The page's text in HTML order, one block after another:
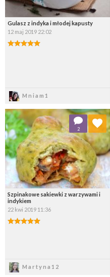
Gulasz z indyka i młodej kapusty
12 maj 2019 22:02
Mniam1
Szpinakowe sakiewki z warzywami i
indykiem
22 kwi 2019 11:36
Martyna12
2
Dodaj do ulubionych
Wybierz listę: